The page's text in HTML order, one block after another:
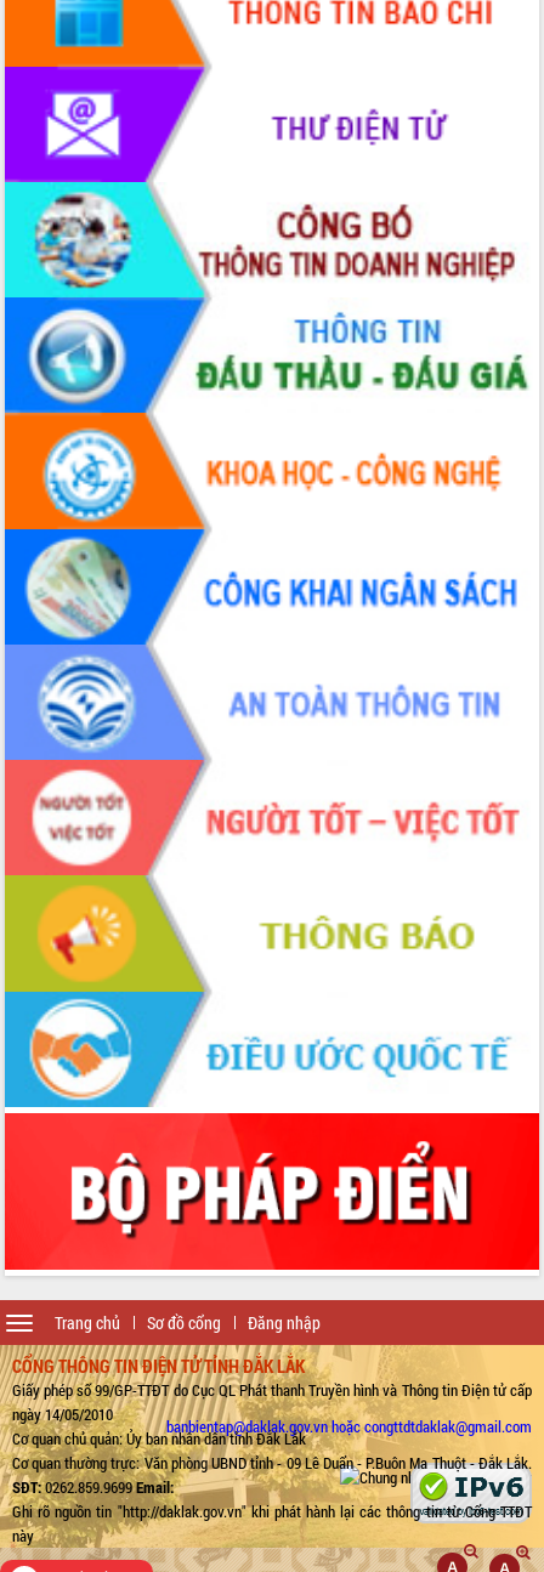
Trang chủ Sơ đồ cổng Đăng nhập
Toggle
navigation
CỔNG THÔNG TIN ĐIỆN TỬ TỈNH ĐẮK LẮK
Giấy phép số 99/GP-TTĐT do Cục QL Phát thanh Truyền hình và Thông tin Điện tử cấp
ngày 14/05/2010
Cơ quan chủ quản: Ủy ban nhân dân tỉnh Đắk Lắk
Cơ quan thường trực: Văn phòng UBND tỉnh - 09 Lê Duẩn - P.Buôn Ma Thuột - Đắk Lắk.
SĐT:0262.859.9699Email:
banbientap@daklak.gov.vn hoặc congttdtdaklak@gmail.com
Ghi rõ nguồn tin "http://daklak.gov.vn" khi phát hành lại các thông tin từ Cổng TTĐT
này